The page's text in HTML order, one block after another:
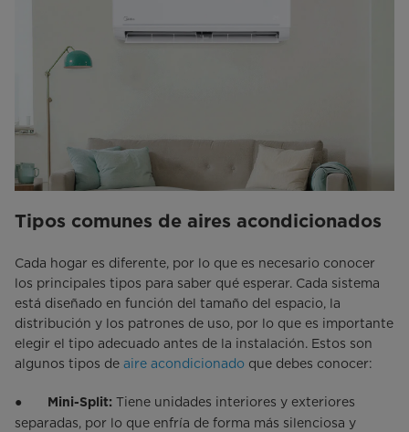
Tipos comunes de aires acondicionados
Cada hogar es diferente, por lo que es necesario conocer
los principales tipos para saber qué esperar. Cada sistema
está diseñado en función del tamaño del espacio, la
distribución y los patrones de uso, por lo que es importante
elegir el tipo adecuado antes de la instalación. Estos son
algunos tipos de aire acondicionado que debes conocer:
● Mini-Split: Tiene unidades interiores y exteriores
separadas, por lo que enfría de forma más silenciosa y